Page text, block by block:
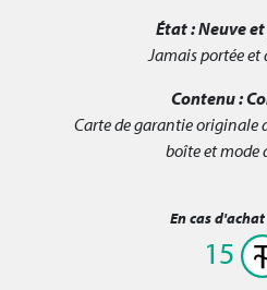
État :Neuve
Jamais portée et
Contenu :
Carte de garantie originale
boîte et mode
En cas
15